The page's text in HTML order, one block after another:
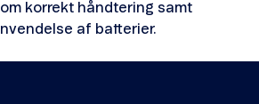
om korrekt håndtering samt
af batterier.